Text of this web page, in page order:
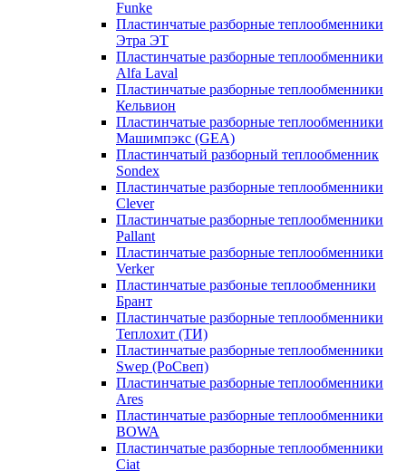
Funke
Пластинчатые разборные теплообменники
Этра ЭТ
Пластинчатые разборные теплообменники
Alfa Laval
Пластинчатые разборные теплообменники
Кельвион
Пластинчатые разборные теплообменники
Машимпэкс (GEA)
Пластинчатый разборный теплообменник
Sondex
Пластинчатые разборные теплообменники
Clever
Пластинчатые разборные теплообменники
Pallant
Пластинчатые разборные теплообменники
Verker
Пластинчатые разбоные теплообменники
Брант
Пластинчатые разборные теплообменники
Теплохит (ТИ)
Пластинчатые разборные теплообменники
Swep (РоСвеп)
Пластинчатые разборные теплообменники
Ares
Пластинчатые разборные теплообменники
BOWA
Пластинчатые разборные теплообменники
Ciat